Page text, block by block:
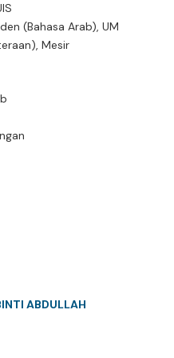
(Bahasa Arab), UM
Mesir
ABDULLAH